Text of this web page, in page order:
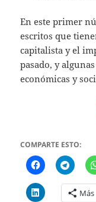
En este primer
escritos que
capitalista y el
pasado, y
económicas y
COMPARTE ESTO:
Más